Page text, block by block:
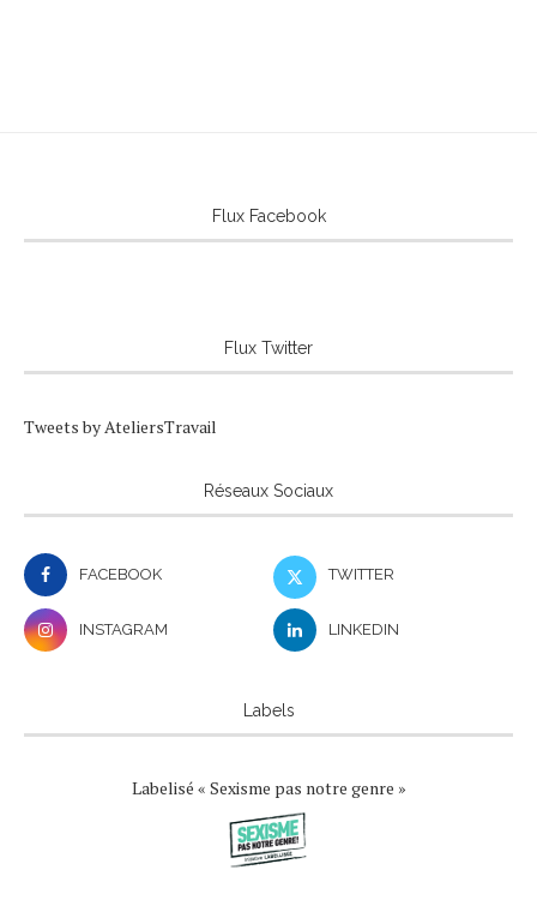
Flux Facebook
Flux Twitter
Tweets by AteliersTravail
Réseaux Sociaux
FACEBOOK TWITTER
INSTAGRAM LINKEDIN
Labels
Labelisé « Sexisme pas notre genre »